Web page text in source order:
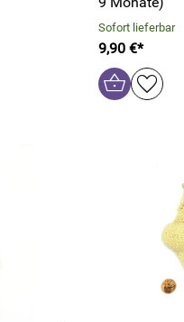
Sofort lieferbar
9,90 €*